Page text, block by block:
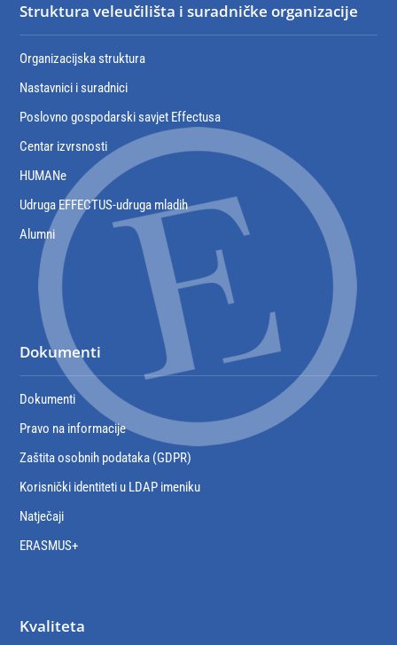
Struktura veleučilišta i suradničke organizacije
Organizacijska struktura
Nastavnici i suradnici
Poslovno gospodarski savjet Effectusa
Centar izvrsnosti
HUMANe
Udruga EFFECTUS-udruga mladih
Alumni
Dokumenti
Dokumenti
Pravo na informacije
Zaštita osobnih podataka (GDPR)
Korisnički identiteti u LDAP imeniku
Natječaji
ERASMUS+
Kvaliteta